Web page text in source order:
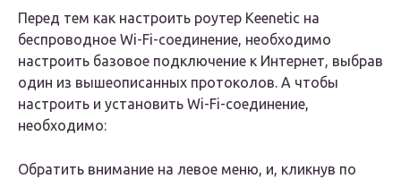
Перед тем как настроить роутер Keenetic на
беспроводное Wi-Fi-соединение, необходимо
настроить базовое подключение к Интернет, выбрав
один из вышеописанных протоколов. А чтобы
настроить и установить Wi-Fi-соединение,
необходимо:
Обратить внимание на левое меню, и, кликнув по